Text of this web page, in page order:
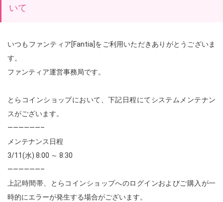
いて
いつもファンティア[Fantia]をご利用いただきありがとうございま
す。
ファンティア運営事務局です。
とらコインショップにおいて、下記日程にてシステムメンテナン
スがございます。
——————–
メンテナンス日程
3/11(水) 8:00 ～ 8:30
——————–
上記時間帯、とらコインショップへのログインおよびご購入が一
時的にエラーが発生する場合がございます。